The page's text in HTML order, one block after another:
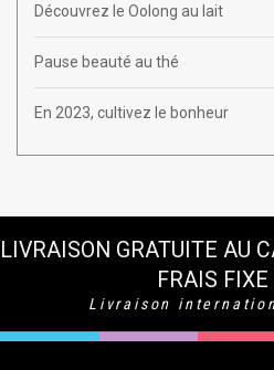
Découvrez le Oolong au lait
Pause beauté au thé
En 2023, cultivez le bonheur
LIVRAISON GRATUITE AU
FRAIS
Livraison